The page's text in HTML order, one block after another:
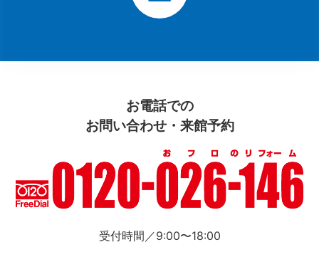
お電話での
お問い合わせ・来館予約
受付時間／9:00〜18:00